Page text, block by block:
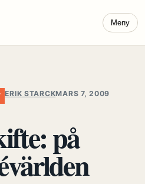
Meny
ERIK STARCKMARS 7, 2009
på